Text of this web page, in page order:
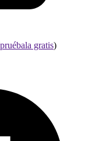
pruébala gratis)